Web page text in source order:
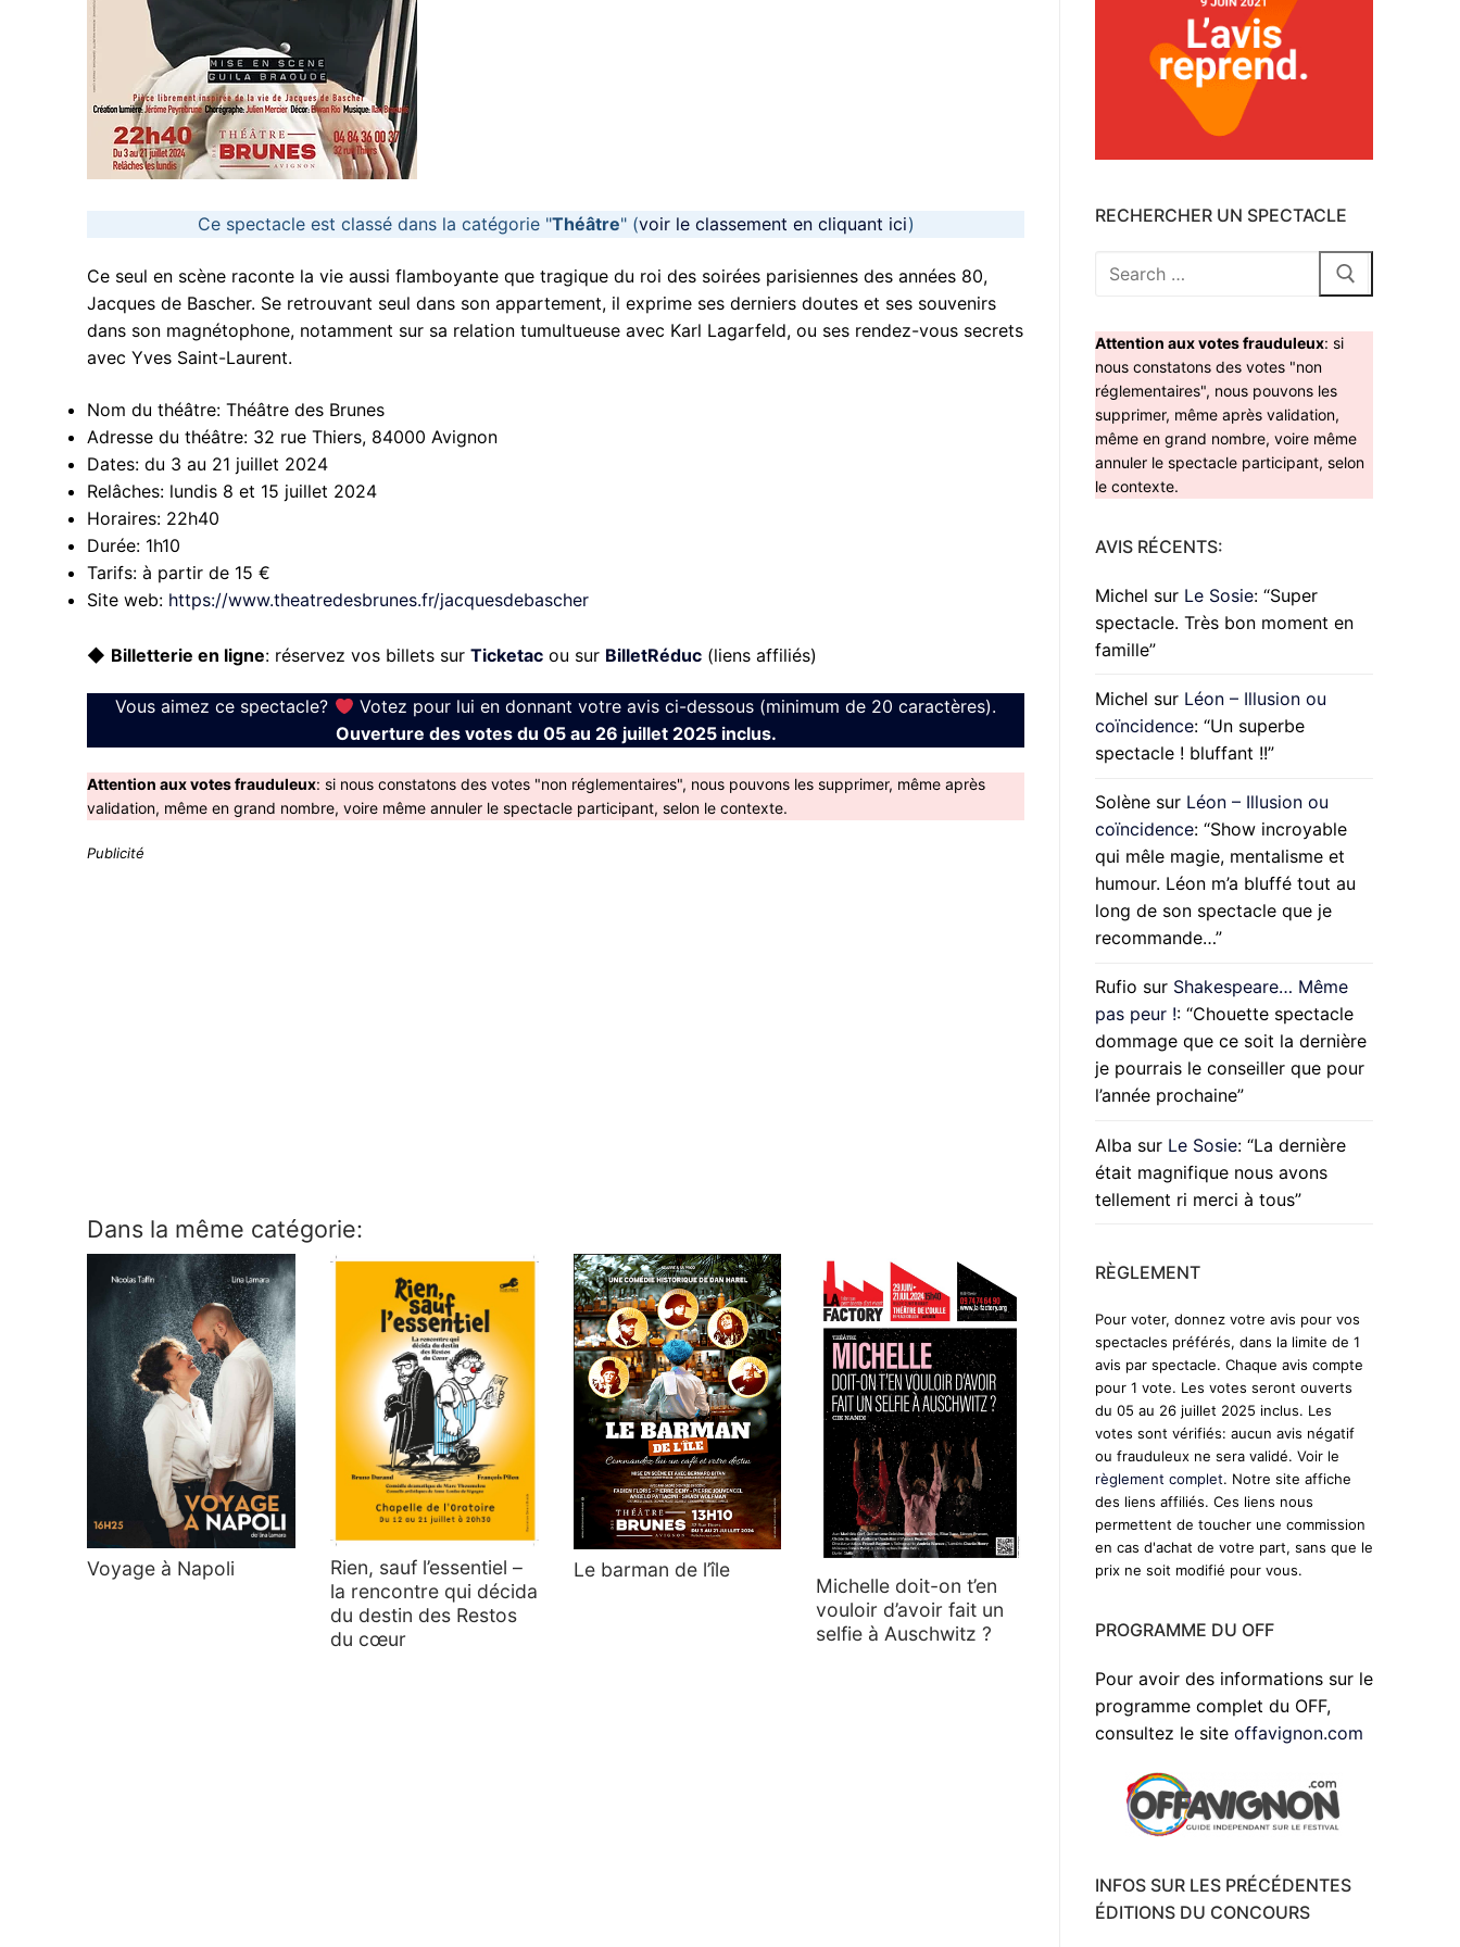
Ce spectacle est classé dans la catégorie "Théâtre" (voir le classement en cliquant ici)
Ce seul en scène raconte la vie aussi flamboyante que tragique du roi des soirées parisiennes des années 80,
Jacques de Bascher. Se retrouvant seul dans son appartement, il exprime ses derniers doutes et ses souvenirs
dans son magnétophone, notamment sur sa relation tumultueuse avec Karl Lagarfeld, ou ses rendez-vous secrets
avec Yves Saint-Laurent.
Nom du théâtre: Théâtre des Brunes
Adresse du théâtre: 32 rue Thiers, 84000 Avignon
Dates: du 3 au 21 juillet 2024
Relâches: lundis 8 et 15 juillet 2024
Horaires: 22h40
Durée: 1h10
Tarifs: à partir de 15 €
Site web: https://www.theatredesbrunes.fr/jacquesdebascher
◆ Billetterie en ligne: réservez vos billets sur Ticketac ou sur BilletRéduc (liens affiliés)
Vous aimez ce spectacle?
Votez pour lui en donnant votre avis ci-dessous (minimum de 20 caractères).
Ouverture des votes du 05 au 26 juillet 2025 inclus.
Attention aux votes frauduleux: si nous constatons des votes "non réglementaires", nous pouvons les supprimer, même après
validation, même en grand nombre, voire même annuler le spectacle participant, selon le contexte.
Publicité
Dans la même catégorie:
Voyage à Napoli
Rien, sauf l’essentiel –
la rencontre qui décida
du destin des Restos
du cœur
Le barman de l’île
Michelle doit-on t’en
vouloir d’avoir fait un
selfie à Auschwitz ?
RECHERCHER UN SPECTACLE
Rechercher
Attention aux votes frauduleux: si
nous constatons des votes "non
réglementaires", nous pouvons les
supprimer, même après validation,
même en grand nombre, voire même
annuler le spectacle participant, selon
le contexte.
AVIS RÉCENTS:
Michel sur Le Sosie: “Super
spectacle. Très bon moment en
famille”
Michel sur Léon – Illusion ou
coïncidence: “Un superbe
spectacle ! bluffant !!”
Solène sur Léon – Illusion ou
coïncidence: “Show incroyable
qui mêle magie, mentalisme et
humour. Léon m’a bluffé tout au
long de son spectacle que je
recommande…”
Rufio sur Shakespeare… Même
pas peur !: “Chouette spectacle
dommage que ce soit la dernière
je pourrais le conseiller que pour
l’année prochaine”
Alba sur Le Sosie: “La dernière
était magnifique nous avons
tellement ri merci à tous”
RÈGLEMENT
Pour voter, donnez votre avis pour vos
spectacles préférés, dans la limite de 1
avis par spectacle. Chaque avis compte
pour 1 vote. Les votes seront ouverts
du 05 au 26 juillet 2025 inclus. Les
votes sont vérifiés: aucun avis négatif
ou frauduleux ne sera validé. Voir le
règlement complet. Notre site affiche
des liens affiliés. Ces liens nous
permettent de toucher une commission
en cas d'achat de votre part, sans que le
prix ne soit modifié pour vous.
PROGRAMME DU OFF
Pour avoir des informations sur le
programme complet du OFF,
consultez le site offavignon.com
INFOS SUR LES PRÉCÉDENTES
ÉDITIONS DU CONCOURS